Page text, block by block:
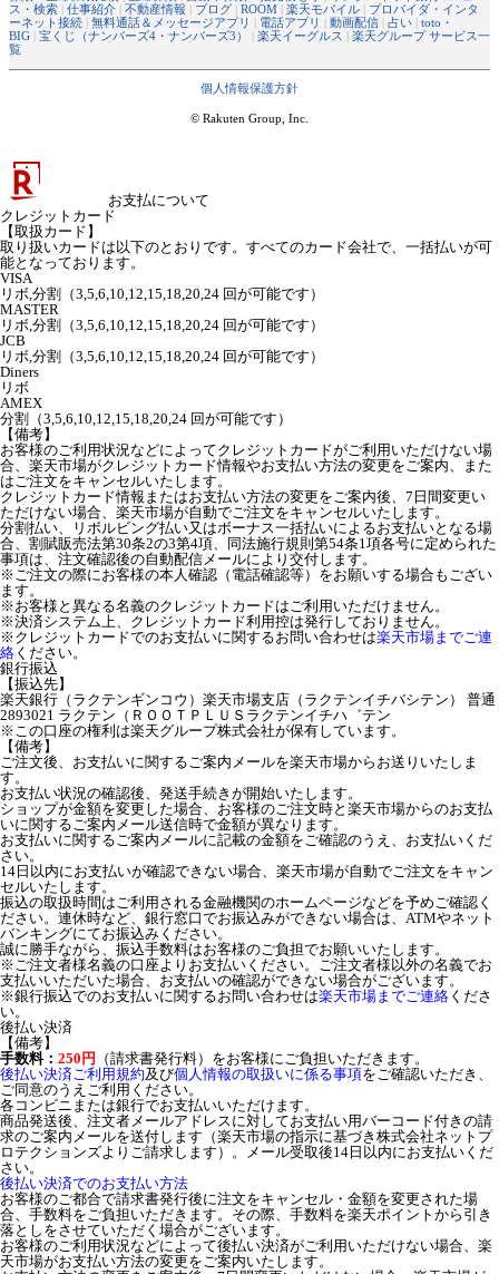
ス・検索 | 仕事紹介 | 不動産情報 | ブログ | ROOM | 楽天モバイル | プロバイダ・インタ
ーネット接続 | 無料通話＆メッセージアプリ | 電話アプリ | 動画配信 | 占い | toto・
BIG | 宝くじ（ナンバーズ4・ナンバーズ3） | 楽天イーグルス | 楽天グループ サービス一
覧
個人情報保護方針
© Rakuten Group, Inc.
お支払について
クレジットカード
【取扱カード】
取り扱いカードは以下のとおりです。すべてのカード会社で、一括払いが可
能となっております。
VISA
リボ,分割（3,5,6,10,12,15,18,20,24 回が可能です）
MASTER
リボ,分割（3,5,6,10,12,15,18,20,24 回が可能です）
JCB
リボ,分割（3,5,6,10,12,15,18,20,24 回が可能です）
Diners
リボ
AMEX
分割（3,5,6,10,12,15,18,20,24 回が可能です）
【備考】
お客様のご利用状況などによってクレジットカードがご利用いただけない場
合、楽天市場がクレジットカード情報やお支払い方法の変更をご案内、また
はご注文をキャンセルいたします。
クレジットカード情報またはお支払い方法の変更をご案内後、7日間変更い
ただけない場合、楽天市場が自動でご注文をキャンセルいたします。
分割払い、リボルビング払い又はボーナス一括払いによるお支払いとなる場
合、割賦販売法第30条2の3第4項、同法施行規則第54条1項各号に定められた
事項は、注文確認後の自動配信メールにより交付します。
※ご注文の際にお客様の本人確認（電話確認等）をお願いする場合もござい
ます。
※お客様と異なる名義のクレジットカードはご利用いただけません。
※決済システム上、クレジットカード利用控は発行しておりません。
※クレジットカードでのお支払いに関するお問い合わせは楽天市場までご連
絡 ください。
銀行振込
【振込先】
楽天銀行（ラクテンギンコウ）楽天市場支店（ラクテンイチバシテン） 普通
2893021 ラクテン（ＲＯＯＴＰＬＵＳラクテンイチハ゛テン
※この口座の権利は楽天グループ株式会社が保有しています。
【備考】
ご注文後、お支払いに関するご案内メールを楽天市場からお送りいたしま
す。
お支払い状況の確認後、発送手続きが開始いたします。
ショップが金額を変更した場合、お客様のご注文時と楽天市場からのお支払
いに関するご案内メール送信時で金額が異なります。
お支払いに関するご案内メールに記載の金額をご確認のうえ、お支払いくだ
さい。
14日以内にお支払いが確認できない場合、楽天市場が自動でご注文をキャン
セルいたします。
振込の取扱時間はご利用される金融機関のホームページなどを予めご確認く
ださい。連休時など、銀行窓口でお振込みができない場合は、ATMやネット
バンキングにてお振込みください。
誠に勝手ながら、振込手数料はお客様のご負担でお願いいたします。
※ご注文者様名義の口座よりお支払いください。ご注文者様以外の名義でお
支払いいただいた場合、お支払いの確認ができない場合がございます。
※銀行振込でのお支払いに関するお問い合わせは楽天市場までご連絡 くださ
い。
後払い決済
【備考】
手数料： 250円 （請求書発行料）をお客様にご負担いただきます。
後払い決済ご利用規約及び個人情報の取扱いに係る事項をご確認いただき、
ご同意のうえご利用ください。
各コンビニまたは銀行でお支払いいただけます。
商品発送後、注文者メールアドレスに対してお支払い用バーコード付きの請
求のご案内メールを送付します（楽天市場の指示に基づき株式会社ネットプ
ロテクションズよりご請求します）。メール受取後14日以内にお支払いくだ
さい。
後払い決済でのお支払い方法
お客様のご都合で請求書発行後に注文をキャンセル・金額を変更された場
合、手数料をご負担いただきます。その際、手数料を楽天ポイントから引き
落としをさせていただく場合がございます。
お客様のご利用状況などによって後払い決済がご利用いただけない場合、楽
天市場がお支払い方法の変更をご案内いたします。